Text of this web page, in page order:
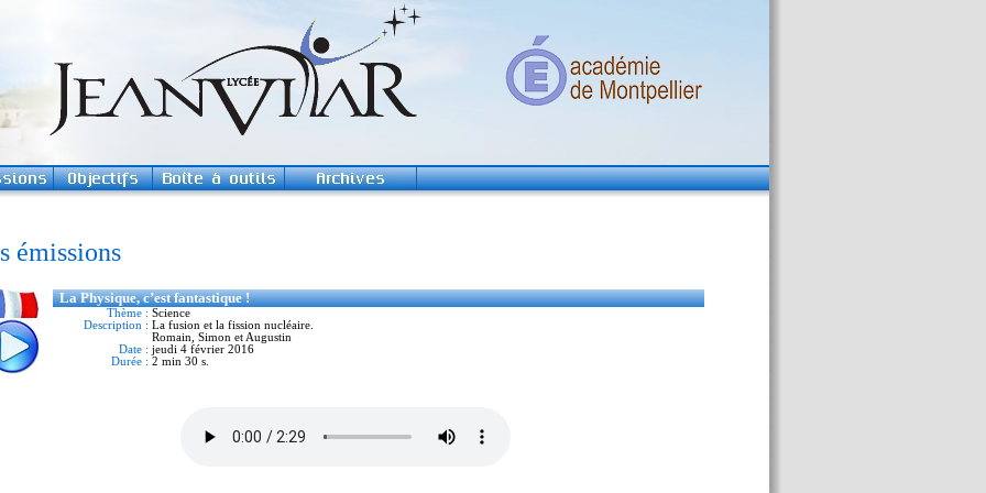
émissions
La Physique, c’est fantastique !
Thème : Science
Description : La fusion et la fission nucléaire.
Romain, Simon et Augustin
Date : jeudi 4 février 2016
Durée : 2 min 30 s.